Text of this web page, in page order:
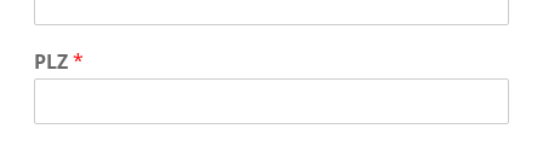
PLZ*